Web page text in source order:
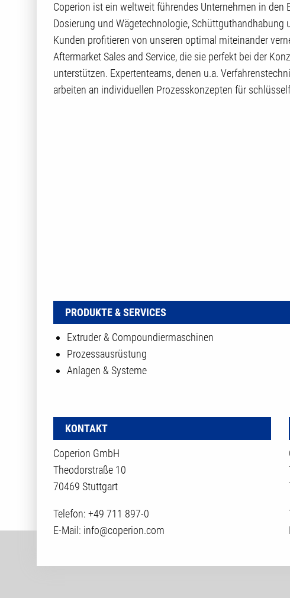
Coperion ist ein weltweit führendes Unternehmen in
Dosierung und Wägetechnologie, Schüttguthandhabung
Kunden profitieren von unseren optimal miteinander
Aftermarket Sales and Service, die sie perfekt bei der
unterstützen. Expertenteams, denen u.a.
arbeiten an individuellen Prozesskonzepten für
PRODUKTE & SERVICES
Extruder & Compoundiermaschinen
Prozessausrüstung
Anlagen & Systeme
KONTAKT
Coperion GmbH
Theodorstraße 10
70469 Stuttgart
Telefon: +49 711 897-0
E-Mail: info@coperion.com